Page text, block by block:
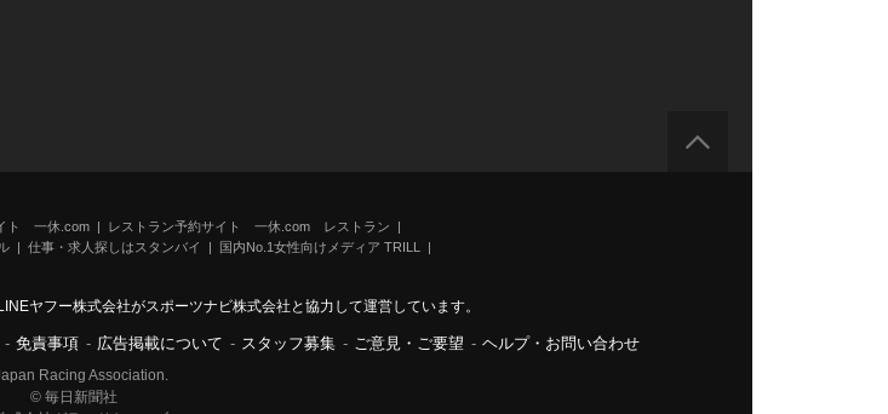
ト 一休.com
レストラン予約サイト 一休.com レストラン
仕事・求人探しはスタンバイ
国内No.1女性向けメディア TRILL
ヤフー株式会社がスポーツナビ株式会社と協力して運営しています。
- 免責事項 - 広告掲載について - スタッフ募集 - ご意見・ご要望 - ヘルプ・お問い合わせ
Racing Association.
© 毎日新聞社